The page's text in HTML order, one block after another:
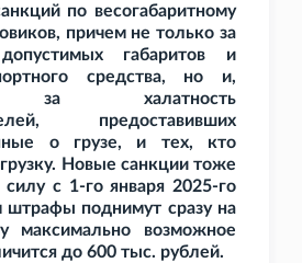
по весогабаритному
причем не только за
габаритов и
средства, но и,
за халатность
предоставивших
о грузе, и тех, кто
Новые санкции тоже
силу с 1-го января 2025-го
штрафы поднимут сразу на
максимально возможное
до 600 тыс. рублей.